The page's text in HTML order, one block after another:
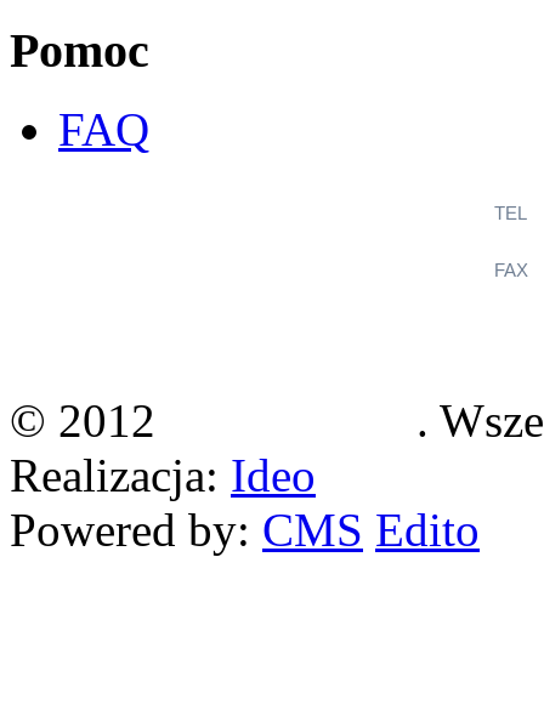
Pomoc
FAQ
TEL
FAX
© 2012
.
Realizacja: Ideo
Powered by: CMS Edito